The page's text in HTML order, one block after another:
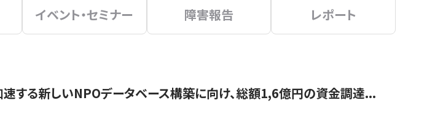
イベント・セミナー 障害報告 レポート
速する新しいNPOデータベース構築に向け、総額1,6億円の資金調達...